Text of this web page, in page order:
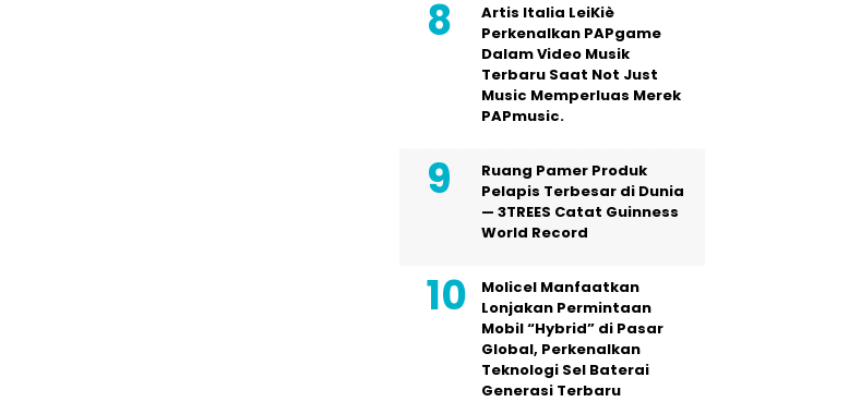
Artis Italia LeiKiè
Perkenalkan PAPgame
Dalam Video Musik
Terbaru Saat Not Just
Music Memperluas Merek
PAPmusic.
Ruang Pamer Produk
Pelapis Terbesar di Dunia
— 3TREES Catat Guinness
World Record
Molicel Manfaatkan
Lonjakan Permintaan
Mobil “Hybrid” di Pasar
Global, Perkenalkan
Teknologi Sel Baterai
Generasi Terbaru